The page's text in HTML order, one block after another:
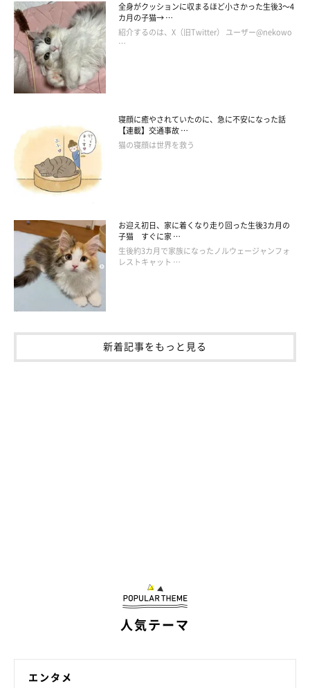
@sannnennetarou
「愛猫にはずっと健康でいてほしい」
さん。最後に、マーちゃんへの現在の思いをこのように話してく
飼い主さん：
「発症はしていませんが猫エイズキャリアなので、
一緒の時間を過ごしたいと思っています
取材・文／COCO
※この記事は投稿者さまに取材し、了承の上制作したものです。
全身がクッションに収まるほど小さかった生後3～4
カ月の子猫→ …
紹介するのは、X（旧Twitter） ユーザー@nekowo
…
寝顔に癒やされていたのに、急に不安になった話
【連載】交通事故 …
猫の寝顔は世界を救う
お迎え初日、家に着くなり走り回った生後3カ月の
子猫 すぐに家 …
生後約3カ月で家族になったノルウェージャンフォ
レストキャット …
新着記事をもっと見る
人気テーマ
エンタメ